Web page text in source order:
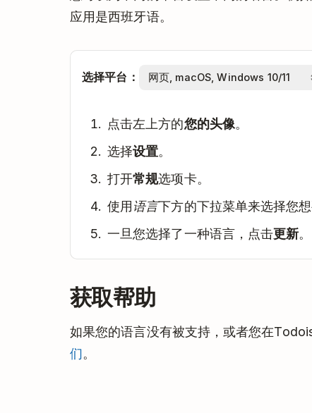
应用是西班牙语。
选择平台：
点击左上方的您的头像。
选择设置。
打开常规选项卡。
使用语言下方的下拉菜单来选择您想
一旦您选择了一种语言，点击更新。
获取帮助
如果您的语言没有被支持，或者您在
们。